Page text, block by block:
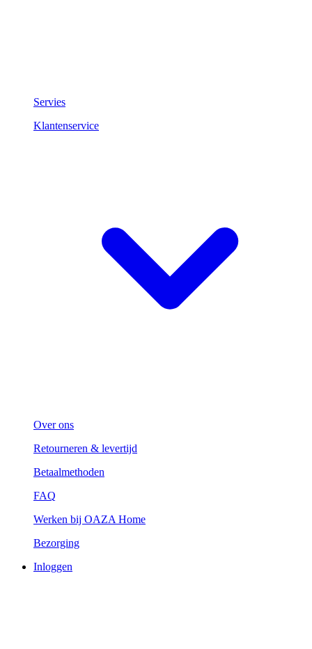
Servies
Klantenservice
Over ons
Retourneren & levertijd
Betaalmethoden
FAQ
Werken bij OAZA Home
Bezorging
Inloggen